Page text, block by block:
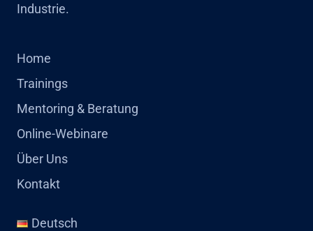
Industrie.
Home
Trainings
Mentoring & Beratung
Online-Webinare
Über Uns
Kontakt
Deutsch